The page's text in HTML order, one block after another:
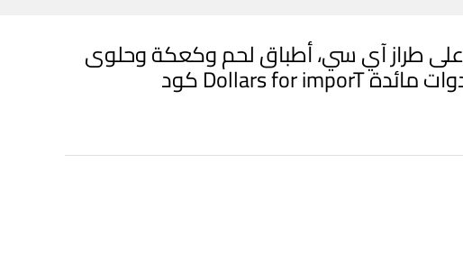
طراز آي سي، أطباق لحم وكعكة وحلوى
وفاكهة وخضراوات وأدوات مائدة Dollars for imporT كود